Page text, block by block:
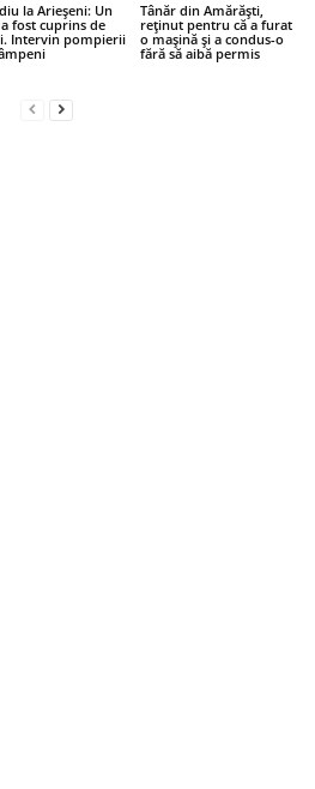
la Arieșeni: Un
fost cuprins de
Intervin pompierii
Tânăr din Amărăști,
reținut pentru că a furat
o mașină și a condus-o
fără să aibă permis